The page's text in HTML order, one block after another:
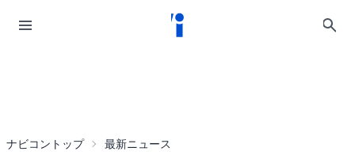
ナビコントップ 最新ニュース